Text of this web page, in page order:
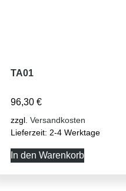
TA01
96,30€
zzgl.Versandkosten
Lieferzeit:2-4 Werktage
In den Warenkorb